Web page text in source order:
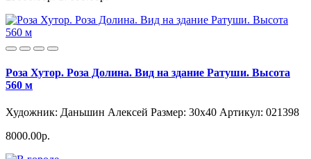
Роза Хутор. Роза Долина. Вид на здание Ратуши. Высота
560 м
Художник: Даньшин Алексей Размер: 30x40 Артикул: 021398
8000.00р.